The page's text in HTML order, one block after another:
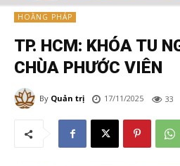
HOẰNG PHÁP
TP. HCM: KHÓA TU
CHÙA PHƯỚC VIÊN
By Quản trị 17/11/2025 33